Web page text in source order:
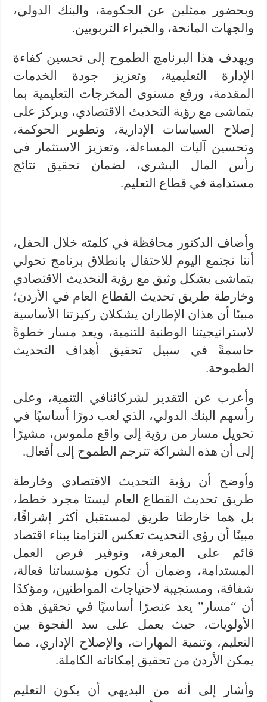
وبحضور ممثلين عن الحكومة، والبنك الدولي،
والجهات المانحة، والخبراء التربويين.
ويهدف هذا البرنامج الطموح إلى تحسين كفاءة
الإدارة التعليمية، وتعزيز جودة الخدمات
المقدمة، ورفع مستوى المخرجات التعليمية بما
يتماشى مع رؤية التحديث الاقتصادي، ويركز على
إصلاح السياسات الإدارية، وتطوير الحوكمة،
وتحسين آليات المساءلة، وتعزيز الاستثمار في
رأس المال البشري، لضمان تحقيق نتائج
مستدامة في قطاع التعليم.
وأضاف الدكتور محافظة في كلمته خلال الحفل،
أننا نجتمع اليوم للاحتفال بانطلاق برنامج تحولي
يتماشى بشكل وثيق مع رؤية التحديث الاقتصادي
وخارطة طريق تحديث القطاع العام في الأردن؛
مبينًا أن هذان الإطاران يشكلان ركيزتنا الأساسية
لاستراتيجيتنا الوطنية للتنمية، ويعد مسار خطوةً
حاسمةً في سبيل تحقيق أهداف التحديث
الطموحة.
وأعرب عن التقدير لشركائنافي التنمية، وعلى
رأسهم البنك الدولي، الذي لعب دورًا أساسيًا في
تحويل مسار من رؤية إلى واقع ملموس، مشيرًا
إلى أن هذه الشراكة تترجم الطموح إلى أفعال.
وأوضح أن رؤية التحديث الاقتصادي وخارطة
طريق تحديث القطاع العام ليستا مجرد خطط،
بل هما خارطتا طريق لمستقبل أكثر إشراقًا،
مبينًا أن رؤى التحديث تعكس التزامنا ببناء اقتصاد
قائم على المعرفة، وتوفير فرص العمل
المستدامة، وضمان أن تكون مؤسساتنا فعالة،
شفافة، ومستجيبة لاحتياجات المواطنين، ومؤكدًا
أن “مسار” يعد عنصرًا أساسيًا في تحقيق هذه
الأولويات، حيث يعمل على سد الفجوة بين
التعليم، وتنمية المهارات، والإصلاح الإداري، مما
يمكن الأردن من تحقيق إمكاناته الكاملة.
وأشار إلى أنه من البديهي أن يكون التعليم